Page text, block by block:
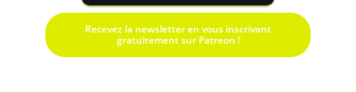
Recevez la newsletter en vous inscrivant
gratuitement sur Patreon !